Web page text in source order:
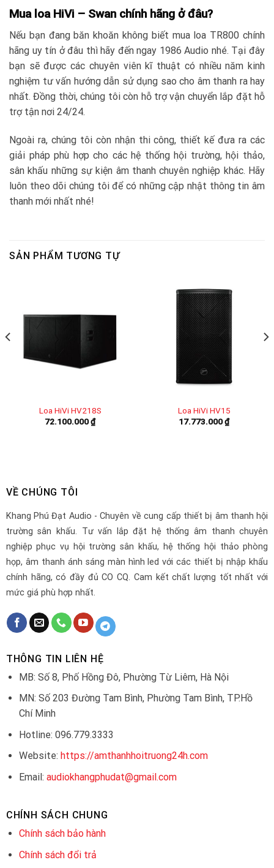
Mua loa HiVi – Swan chính hãng ở đâu?
Nếu bạn đang băn khoăn không biết mua loa TR800 chính
hãng uy tín ở đâu thì hãy đến ngay 1986 Audio nhé. Tại đây
bạn sẽ được các chuyên viên kĩ thuật có nhiều năm kinh
nghiệm tư vấn hướng dẫn sử dụng sao cho âm thanh ra hay
nhất. Đồng thời, chúng tôi còn hỗ trợ vận chuyển lắp đặt hỗ
trợ tận nơi 24/24.
Ngoài ra, chúng tôi còn nhận thi công, thiết kế đưa ra các
giải pháp phù hợp cho các hệ thống hội trường, hội thảo,
sân khấu những sự kiện âm thanh chuyên nghiệp khác. Hãy
luôn theo dõi chúng tôi để có những cập nhật thông tin âm
thanh mới nhất nhé!
SẢN PHẨM TƯƠNG TỰ
Loa HiVi HV218S
72.100.000₫
Loa HiVi HV15
17.773.000₫
VỀ CHÚNG TÔI
Khang Phú Đạt Audio - Chuyên về cung cấp thiết bị âm thanh hội
trường sân khấu. Tư vấn lắp đặt hệ thống âm thanh chuyên
nghiệp phục vụ hội trường sân khấu, hệ thống hội thảo phòng
họp, âm thanh ánh sáng màn hình led với các thiết bị nhập khẩu
chính hãng, có đầy đủ CO CQ. Cam kết chất lượng tốt nhất với
mức giá phù hợp nhất.
THÔNG TIN LIÊN HỆ
MB: Số 8, Phố Hồng Đô, Phường Từ Liêm, Hà Nội
MN: Số 203 Đường Tam Bình, Phường Tam Bình, TP.Hồ
Chí Minh
Hotline: 096.779.3333
Website: https://amthanhhoitruong24h.com
Email: audiokhangphudat@gmail.com
CHÍNH SÁCH CHUNG
Chính sách bảo hành
Chính sách đổi trả